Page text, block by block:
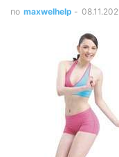
по maxwelhelp -